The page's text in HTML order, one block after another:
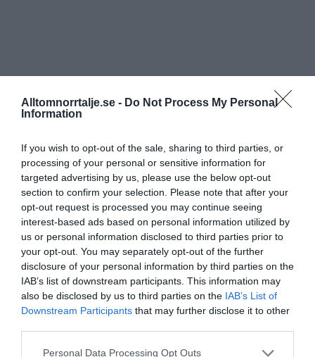
Alltomnorrtalje.se - Do Not Process My Personal
Information
If you wish to opt-out of the sale, sharing to third parties, or
processing of your personal or sensitive information for
targeted advertising by us, please use the below opt-out
section to confirm your selection. Please note that after your
opt-out request is processed you may continue seeing
interest-based ads based on personal information utilized by
us or personal information disclosed to third parties prior to
your opt-out. You may separately opt-out of the further
disclosure of your personal information by third parties on the
IAB’s list of downstream participants. This information may
also be disclosed by us to third parties on the IAB’s List of
Downstream Participants that may further disclose it to other
Personal Data Processing Opt Outs